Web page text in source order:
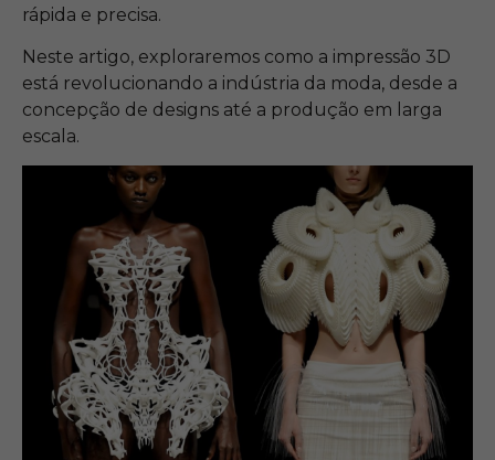
rápida e precisa.
Neste artigo, exploraremos como a impressão 3D
está revolucionando a indústria da moda, desde a
concepção de designs até a produção em larga
escala.